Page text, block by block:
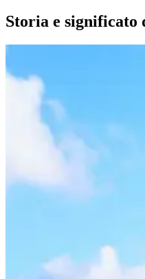
Storia e significato